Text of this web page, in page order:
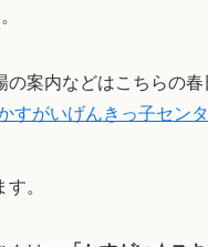
案内などはこちらの
がいげんきっ子セン
。